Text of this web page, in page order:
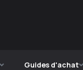
Guides d'achat